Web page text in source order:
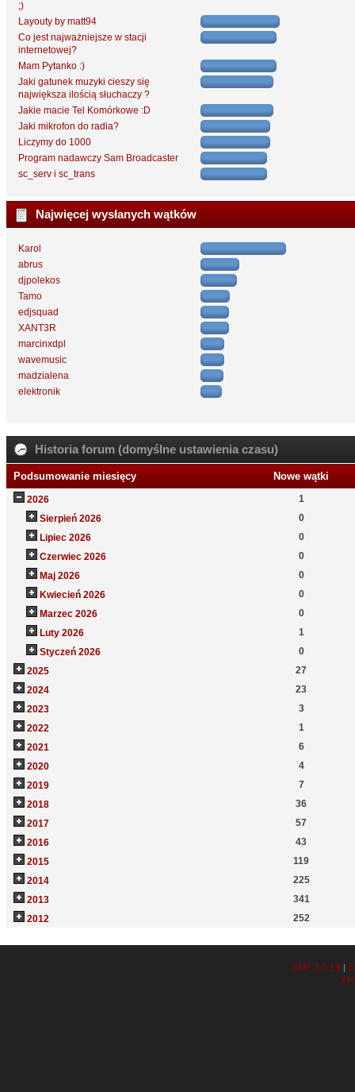
;)
Layouty by matt94
Co jest najważniejsze w stacji
internetowej?
Mam Pytanko :)
Jaki gatunek muzyki cieszy się
największa ilością słuchaczy ?
Jakie macie Tel Komórkowe :D
Jaki mikrofon do radia?
Liczymy do 1000
Program nadawczy Sam Broadcaster
sc_serv i sc_trans
Najwięcej wysłanych wątków
Karol
abrus
djpolekos
Tamo
edjsquad
XANT3R
marcinxdpl
wavemusic
madzialena
elektronik
Historia forum (domyślne ustawienia czasu)
Podsumowanie miesięcy Nowe wątki
2026
1
Sierpień 2026
0
Lipiec 2026
0
Czerwiec 2026
0
Maj 2026
0
Kwiecień 2026
0
Marzec 2026
0
Luty 2026
1
Styczeń 2026
0
2025
27
2024
23
2023
3
2022
1
2021
6
2020
4
2019
7
2018
36
2017
57
2016
43
2015
119
2014
225
2013
341
2012
252
SMF 2.0.19